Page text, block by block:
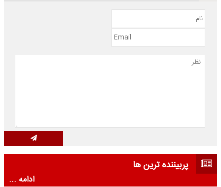
پربیننده ترین ها
ادامه ...